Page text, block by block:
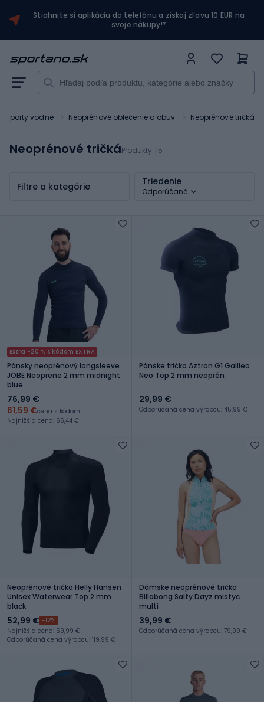
Stiahnite si aplikáciu do telefónu a získaj zľavu 10 EUR na
svoje nákupy!*
Športy vodné Neoprénové oblečenie a obuv Neoprénové tričká
Neoprénové tričkáProdukty: 15
Filtre a kategórie Triedenie
Odporúčané
Extra -20 % s kódom EXTRA
Pánsky neoprénový longsleeve
JOBE Neoprene 2 mm midnight
blue
76,99 €
61,59 €cena s kódom
Najnižšia cena: 65,44 €
Pánske tričko Aztron G1 Galileo
Neo Top 2 mm neoprén
29,99 €
Odporúčaná cena výrobcu: 45,99 €
Neoprénové tričko Helly Hansen
Unisex Waterwear Top 2 mm
black
52,99 € -12%
Najnižšia cena: 59,99 €
Odporúčaná cena výrobcu: 119,99 €
Dámske neoprénové tričko
Billabong Salty Dayz mistyc
multi
39,99 €
Odporúčaná cena výrobcu: 79,99 €